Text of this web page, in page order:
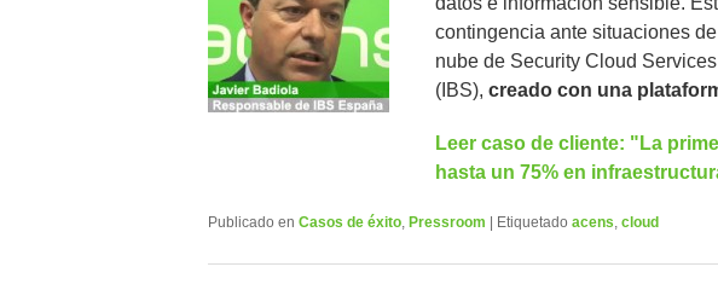
contingencia ante situaciones
nube de Security Cloud
(IBS), creado con una
Leer caso de cliente: "La
hasta un 75% en
Publicado en Casos de éxito, Pressroom Etiquetado acens, cloud